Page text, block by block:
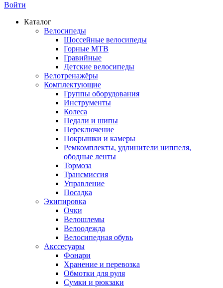
Войти
Каталог
Велосипеды
Шоссейные велосипеды
Горные МTB
Гравийные
Детские велосипеды
Велотренажёры
Комплектующие
Группы оборудования
Инструменты
Колеса
Педали и шипы
Переключение
Покрышки и камеры
Ремкомплекты, удлинители ниппеля,
ободные ленты
Тормоза
Трансмиссия
Управление
Посадка
Экипировка
Очки
Велошлемы
Велоодежда
Велосипедная обувь
Акссесуары
Фонари
Хранение и перевозка
Обмотки для руля
Сумки и рюкзаки